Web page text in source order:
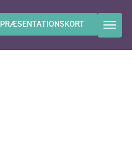
PRÆSENTATIONSKORT